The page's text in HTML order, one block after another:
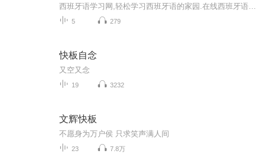
5 279
快板自念
又空又念
19 3232
文辉快板
不愿身为万户侯 只求笑声满人间
23 7.8万